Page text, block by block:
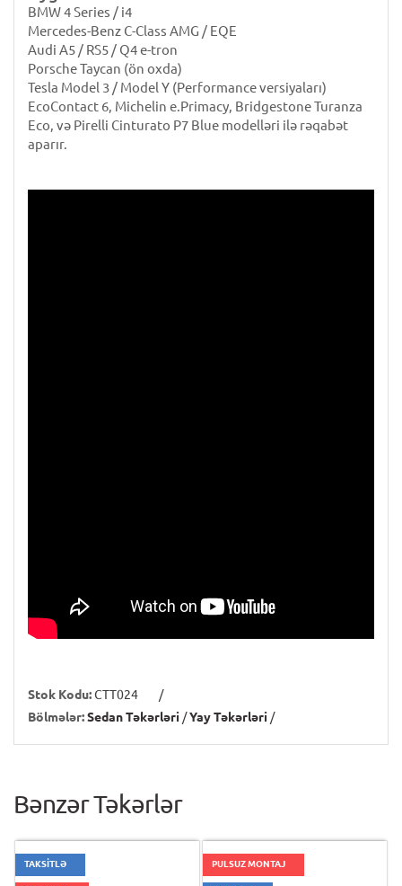
BMW 4 Series / i4
Mercedes-Benz C-Class AMG / EQE
Audi A5 / RS5 / Q4 e-tron
Porsche Taycan (ön oxda)
Tesla Model 3 / Model Y (Performance versiyaları)
EcoContact 6, Michelin e.Primacy, Bridgestone Turanza
Eco, və Pirelli Cinturato P7 Blue modelləri ilə rəqabət
aparır.
Stok Kodu:CTT024
/
Bölmələr:Sedan Təkərləri /Yay Təkərləri /
Bənzər Təkərlər
TAKSİTLƏ PULSUZ MONTAJ